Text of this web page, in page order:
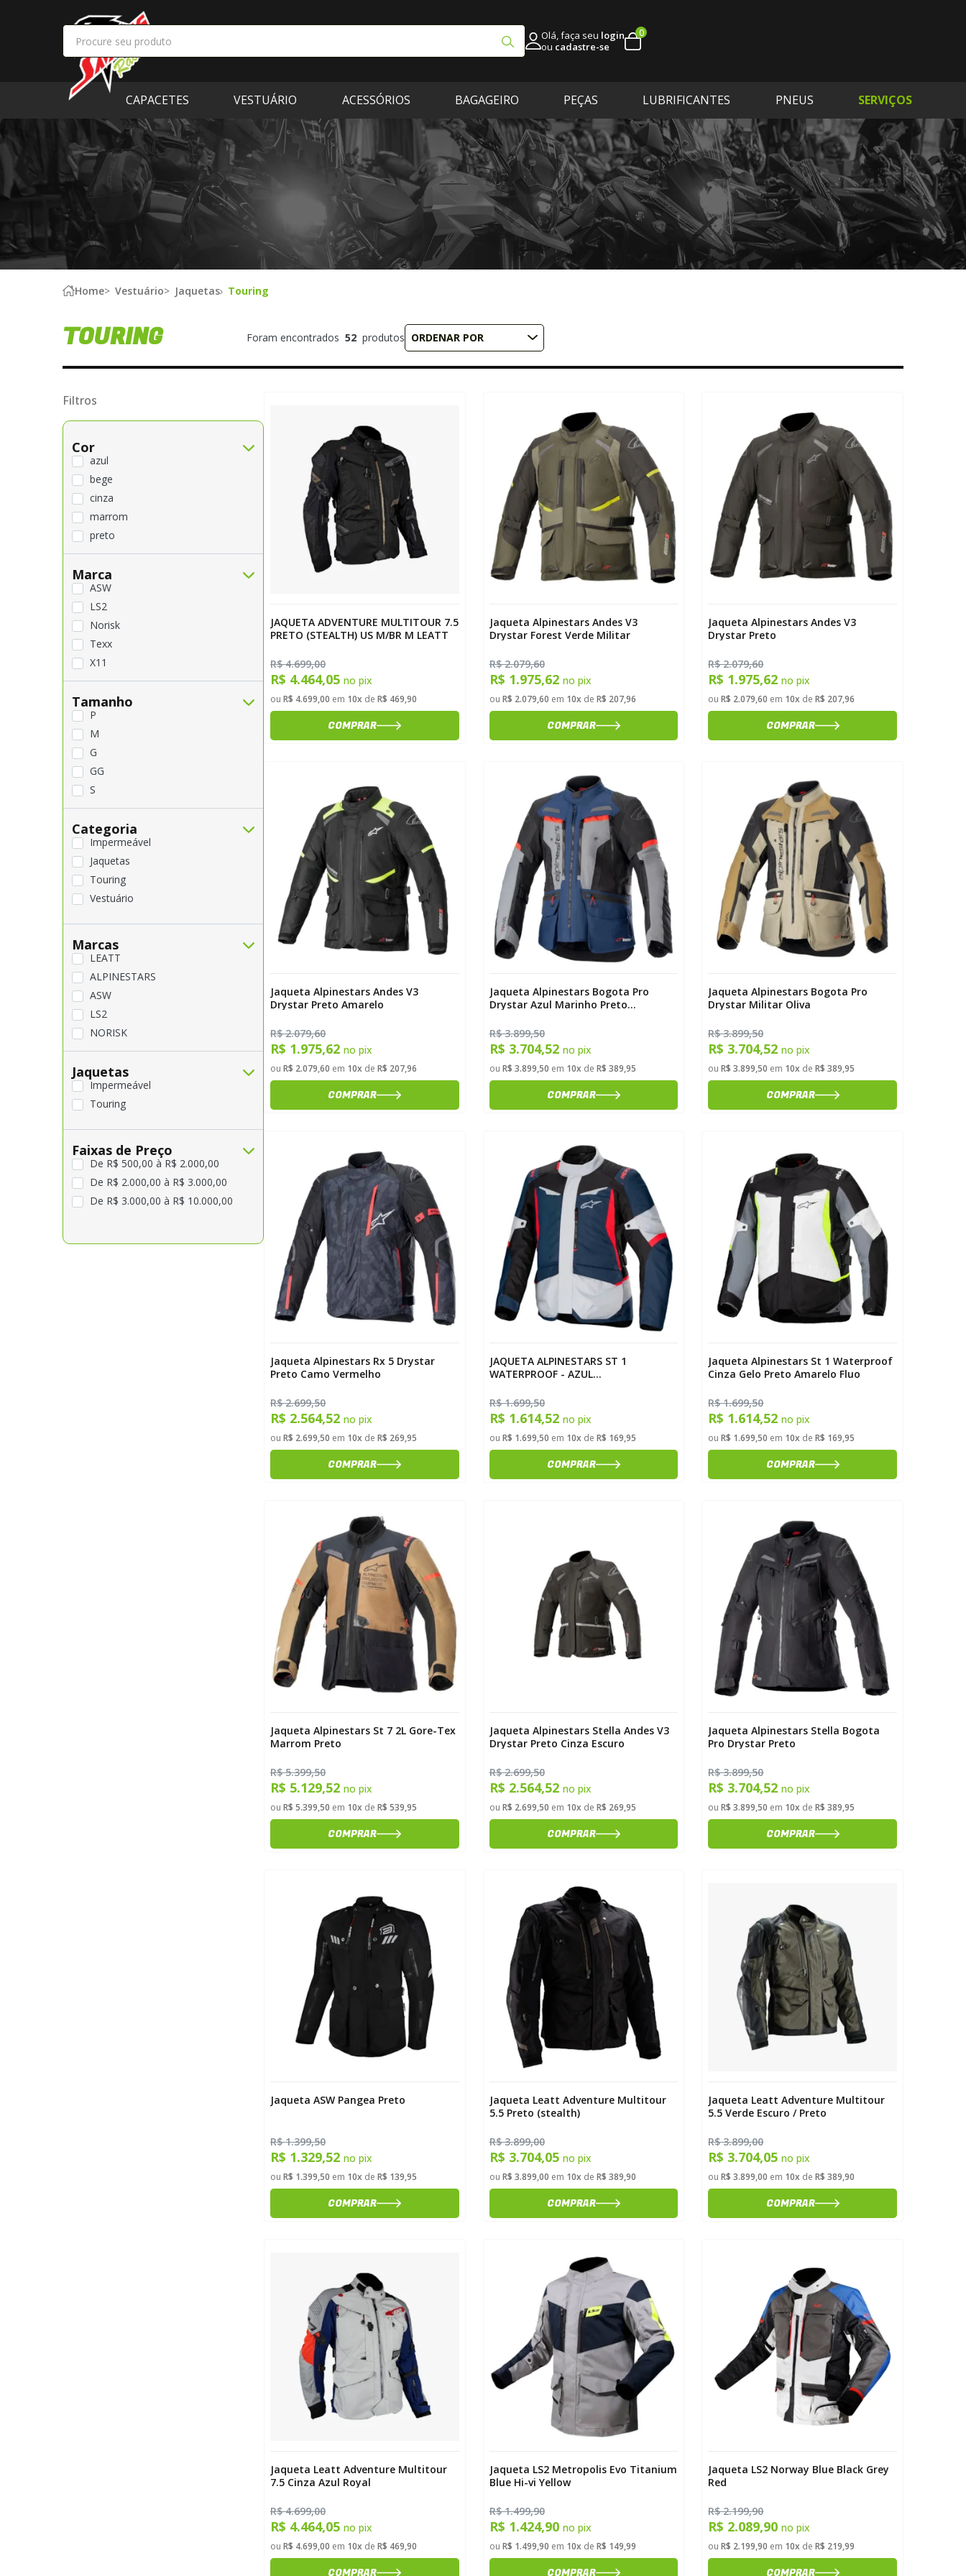
Olá, faça seu login
ou cadastre-se
0
CAPACETES VESTUÁRIO ACESSÓRIOS BAGAGEIRO PEÇAS LUBRIFICANTES PNEUS SERVIÇOS
Home Vestuário Jaquetas Touring
TOURING Foram encontrados 52 produtos ORDENAR POR
Filtros
Cor
azul
bege
cinza
marrom
preto
verde
Azul - Verde
Preta - Azul - Vermelha - Cinza
Preto - Azul - Vermelho
Preto - Azul - Vermelho - Cinza
Preto - Cinza
Preto - Verde
Marca
ASW
LS2
Norisk
Texx
X11
Tamanho
P
M
G
GG
S
XL
2XL
2XL-GGG
3XL
3XL-GGGG
4XL
4XL-GGGGG
5XL
L-G
M-M
XL-GG
Categoria
Impermeável
Jaquetas
Touring
Vestuário
Marcas
LEATT
ALPINESTARS
ASW
LS2
NORISK
REVIT
TEXX
X11
Jaquetas
Impermeável
Touring
Faixas de Preço
De R$ 500,00 à R$ 2.000,00
De R$ 2.000,00 à R$ 3.000,00
De R$ 3.000,00 à R$ 10.000,00
JAQUETA ADVENTURE MULTITOUR 7.5
PRETO (STEALTH) US M/BR M LEATT
R$ 4.699,00
R$ 4.464,05 no pix
ou R$ 4.699,00 em 10xde R$ 469,90
COMPRAR
Jaqueta Alpinestars Andes V3
Drystar Forest Verde Militar
R$ 2.079,60
R$ 1.975,62 no pix
ou R$ 2.079,60 em 10xde R$ 207,96
COMPRAR
Jaqueta Alpinestars Andes V3
Drystar Preto
R$ 2.079,60
R$ 1.975,62no pix
ouR$ 2.079,60 em 10x deR$ 207,96
COMPRAR
Jaqueta Alpinestars Andes V3
Drystar Preto Amarelo
R$ 2.079,60
R$ 1.975,62 no pix
ou R$ 2.079,60 em 10xde R$ 207,96
COMPRAR
Jaqueta Alpinestars Bogota Pro
Drystar Azul Marinho Preto
R$ 3.899,50
R$ 3.704,52 no pix
ou R$ 3.899,50 em 10xde R$ 389,95
COMPRAR
Jaqueta Alpinestars Bogota Pro
Drystar Militar Oliva
R$ 3.899,50
R$ 3.704,52no pix
ouR$ 3.899,50 em 10x deR$ 389,95
COMPRAR
Jaqueta Alpinestars Rx 5 Drystar
Preto Camo Vermelho
R$ 2.699,50
R$ 2.564,52 no pix
ou R$ 2.699,50 em 10xde R$ 269,95
COMPRAR
JAQUETA ALPINESTARS ST 1
WATERPROOF - AZUL
GGGGG/4XL
R$ 1.699,50
R$ 1.614,52 no pix
ou R$ 1.699,50 em 10xde R$ 169,95
COMPRAR
Jaqueta Alpinestars St 1 Waterproof
Cinza Gelo Preto Amarelo Fluo
R$ 1.699,50
R$ 1.614,52no pix
ouR$ 1.699,50 em 10x deR$ 169,95
COMPRAR
Jaqueta Alpinestars St 7 2L Gore-Tex
Marrom Preto
R$ 5.399,50
R$ 5.129,52 no pix
ou R$ 5.399,50 em 10xde R$ 539,95
COMPRAR
Jaqueta Alpinestars Stella Andes V3
Drystar Preto Cinza Escuro
R$ 2.699,50
R$ 2.564,52 no pix
ou R$ 2.699,50 em 10xde R$ 269,95
COMPRAR
Jaqueta Alpinestars Stella Bogota
Pro Drystar Preto
R$ 3.899,50
R$ 3.704,52no pix
ouR$ 3.899,50 em 10x deR$ 389,95
COMPRAR
Jaqueta ASW Pangea Preto
R$ 1.399,50
R$ 1.329,52 no pix
ou R$ 1.399,50 em 10xde R$ 139,95
COMPRAR
Jaqueta Leatt Adventure Multitour
5.5 Preto (stealth)
R$ 3.899,00
R$ 3.704,05 no pix
ou R$ 3.899,00 em 10xde R$ 389,90
COMPRAR
Jaqueta Leatt Adventure Multitour
5.5 Verde Escuro / Preto
R$ 3.899,00
R$ 3.704,05no pix
ouR$ 3.899,00 em 10x deR$ 389,90
COMPRAR
Jaqueta Leatt Adventure Multitour
7.5 Cinza Azul Royal
R$ 4.699,00
R$ 4.464,05 no pix
ou R$ 4.699,00 em 10xde R$ 469,90
COMPRAR
Jaqueta LS2 Metropolis Evo Titanium
Blue Hi-vi Yellow
R$ 1.499,90
R$ 1.424,90 no pix
ou R$ 1.499,90 em 10xde R$ 149,99
COMPRAR
Jaqueta LS2 Norway Blue Black Grey
Red
R$ 2.199,90
R$ 2.089,90no pix
ouR$ 2.199,90 em 10x deR$ 219,99
COMPRAR